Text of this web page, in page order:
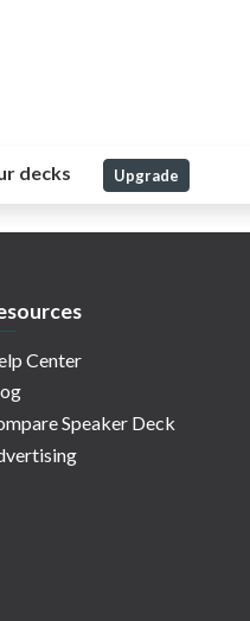
decks Upgrade
Center
Speaker Deck